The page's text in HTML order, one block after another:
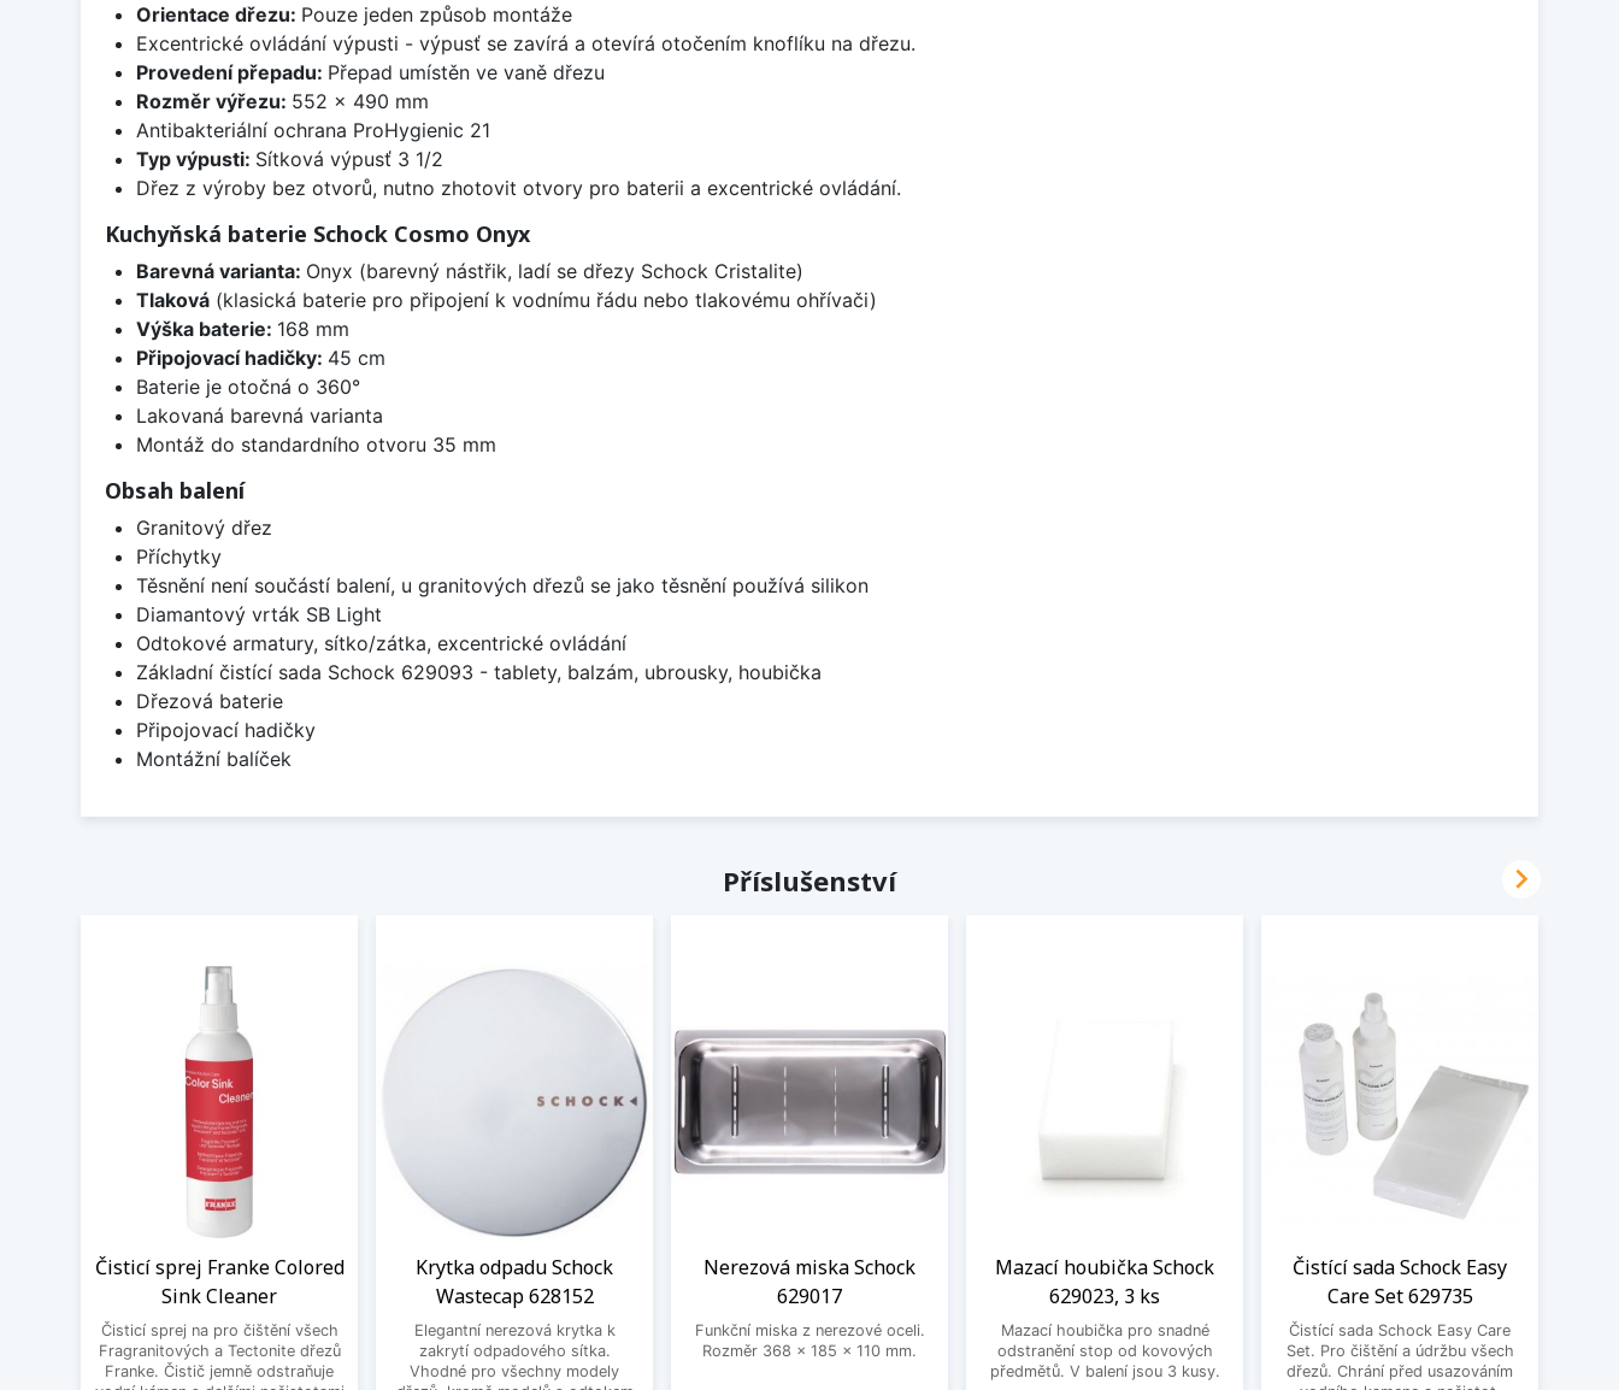
Orientace dřezu: Pouze jeden způsob montáže
Excentrické ovládání výpusti - výpusť se zavírá a otevírá otočením knoflíku na dřezu.
Provedení přepadu: Přepad umístěn ve vaně dřezu
Rozměr výřezu: 552 x 490 mm
Antibakteriální ochrana ProHygienic 21
Typ výpusti: Sítková výpusť 3 1/2
Dřez z výroby bez otvorů, nutno zhotovit otvory pro baterii a excentrické ovládání.
Kuchyňská baterie Schock Cosmo Onyx
Barevná varianta: Onyx (barevný nástřik, ladí se dřezy Schock Cristalite)
Tlaková(klasická baterie pro připojení k vodnímu řádu nebo tlakovému ohřívači)
Výška baterie: 168 mm
Připojovací hadičky: 45 cm
Baterie je otočná o 360°
Lakovaná barevná varianta
Montáž do standardního otvoru 35 mm
Obsah balení
Granitový dřez
Příchytky
Těsnění není součástí balení, u granitových dřezů se jako těsnění používá silikon
Diamantový vrták SB Light
Odtokové armatury, sítko/zátka, excentrické ovládání
Základní čistící sada Schock 629093 - tablety, balzám, ubrousky, houbička
Dřezová baterie
Připojovací hadičky
Montážní balíček
Příslušenství
Čisticí sprej Franke Colored
Sink Cleaner
Čisticí sprej na pro čištění všech
Fragranitových a Tectonite dřezů
Franke. Čistič jemně odstraňuje
Krytka odpadu Schock
Wastecap 628152
Elegantní nerezová krytka k
zakrytí odpadového sítka.
Vhodné pro všechny modely
Nerezová miska Schock
629017
Funkční miska z nerezové oceli.
Rozměr 368 x 185 x 110 mm.
Mazací houbička Schock
629023, 3 ks
Mazací houbička pro snadné
odstranění stop od kovových
předmětů. V balení jsou 3 kusy.
Čistící sada Schock Easy
Care Set 629735
Čistící sada Schock Easy Care
Set. Pro čištění a údržbu všech
dřezů. Chrání před usazováním
